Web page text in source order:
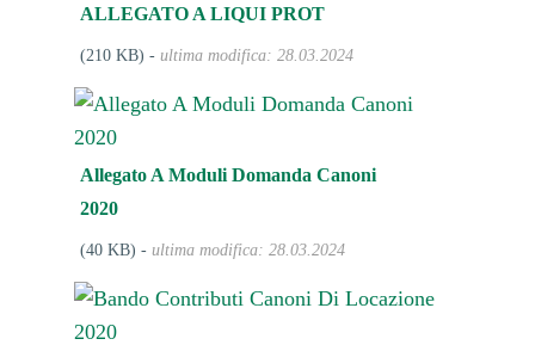
ALLEGATO A LIQUI PROT
(210 KB) -ultima modifica: 28.03.2024
Allegato A Moduli Domanda Canoni
2020
(40 KB) -ultima modifica: 28.03.2024